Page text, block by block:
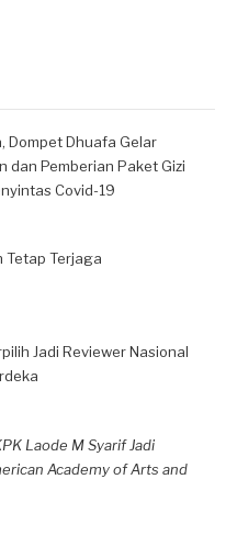
Dompet Dhuafa Gelar
dan Pemberian Paket Gizi
Covid-19
Tetap Terjaga
Jadi Reviewer Nasional
Laode M Syarif Jadi
Academy of Arts and